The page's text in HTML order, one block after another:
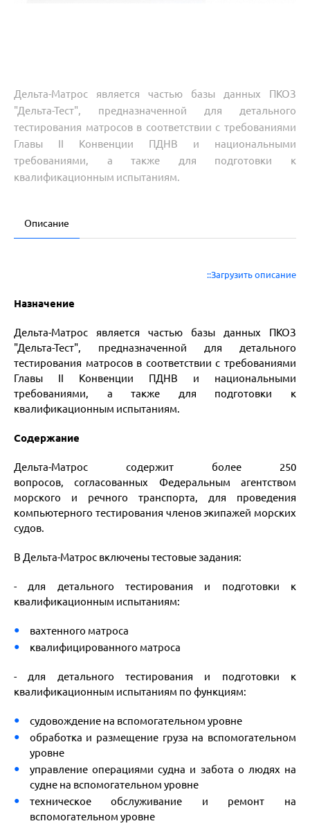
Дельта-Матрос является частью базы данных ПКОЗ
"Дельта-Тест", предназначенной для детального
тестирования матросов в соответствии с требованиями
Главы II Конвенции ПДНВ и национальными
требованиями, а также для подготовки к
квалификационным испытаниям.
Описание
::Загрузить описание
Назначение
Дельта-Матрос является частью базы данных ПКОЗ
"Дельта-Тест", предназначенной для детального
тестирования матросов в соответствии с требованиями
Главы II Конвенции ПДНВ и национальными
требованиями, а также для подготовки к
квалификационным испытаниям.
Содержание
Дельта-Матрос содержит более 250
вопросов, согласованных Федеральным агентством
морского и речного транспорта, для проведения
компьютерного тестирования членов экипажей морских
судов.
В Дельта-Матрос включены тестовые задания:
- для детального тестирования и подготовки к
квалификационным испытаниям:
вахтенного матроса
квалифицированного матроса
- для детального тестирования и подготовки к
квалификационным испытаниям по функциям:
судовождение на вспомогательном уровне
обработка и размещение груза на вспомогательном
уровне
управление операциями судна и забота о людях на
судне на вспомогательном уровне
техническое обслуживание и ремонт на
вспомогательном уровне